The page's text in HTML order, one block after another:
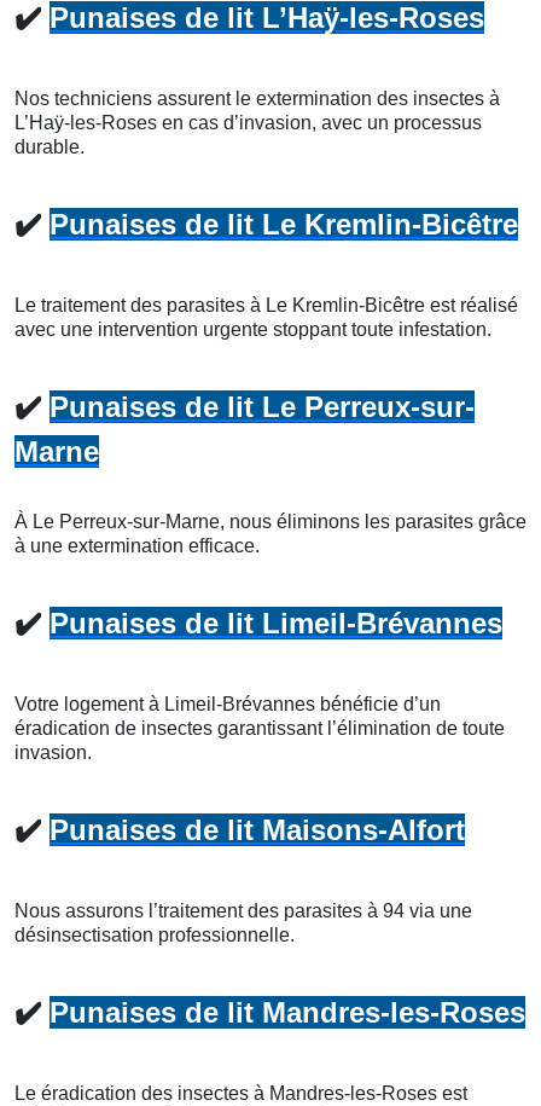
✔️ Punaises de lit L’Haÿ-les-Roses
Nos techniciens assurent le extermination des insectes à
L’Haÿ-les-Roses en cas d’invasion, avec un processus
durable.
✔️ Punaises de lit Le Kremlin-Bicêtre
Le traitement des parasites à Le Kremlin-Bicêtre est réalisé
avec une intervention urgente stoppant toute infestation.
✔️ Punaises de lit Le Perreux-sur-
Marne
À Le Perreux-sur-Marne, nous éliminons les parasites grâce
à une extermination efficace.
✔️ Punaises de lit Limeil-Brévannes
Votre logement à Limeil-Brévannes bénéficie d’un
éradication de insectes garantissant l’élimination de toute
invasion.
✔️ Punaises de lit Maisons-Alfort
Nous assurons l’traitement des parasites à 94 via une
désinsectisation professionnelle.
✔️ Punaises de lit Mandres-les-Roses
Le éradication des insectes à Mandres-les-Roses est